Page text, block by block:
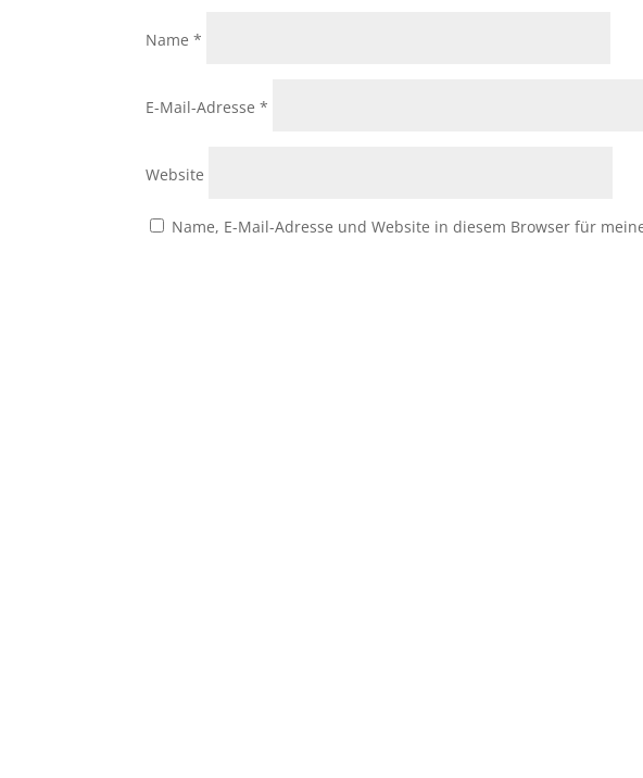
Name*
E-Mail-Adresse*
Website
Name, E-Mail-Adresse und Website in diesem Browser für